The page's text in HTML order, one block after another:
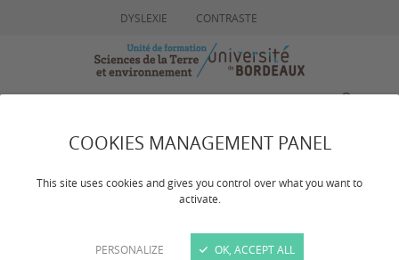
COOKIES MANAGEMENT PANEL
This site uses cookies and gives you control over what you want to
activate.
PERSONALIZE OK, ACCEPT ALL
DYSLEXIE CONTRASTE
Formation tout au long
de la vie